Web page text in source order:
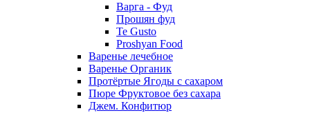
Варга - Фуд
Прошян фуд
Te Gusto
Proshyan Food
Варенье лечебное
Варенье Органик
Протёртые Ягоды с сахаром
Пюре Фруктовое без сахара
Джем. Конфитюр